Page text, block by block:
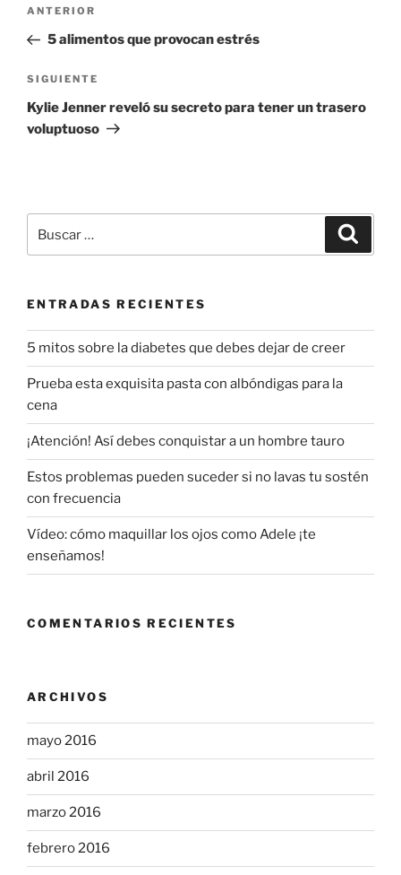
entradas
Entrada
anterior:
ANTERIOR
5 alimentos que provocan estrés
Siguiente
entrada
SIGUIENTE
Kylie Jenner reveló su secreto para tener un trasero
voluptuoso
por:
ENTRADAS RECIENTES
5 mitos sobre la diabetes que debes dejar de creer
Prueba esta exquisita pasta con albóndigas para la
cena
¡Atención! Así debes conquistar a un hombre tauro
Estos problemas pueden suceder si no lavas tu sostén
con frecuencia
Vídeo: cómo maquillar los ojos como Adele ¡te
enseñamos!
COMENTARIOS RECIENTES
ARCHIVOS
mayo 2016
abril 2016
marzo 2016
febrero 2016